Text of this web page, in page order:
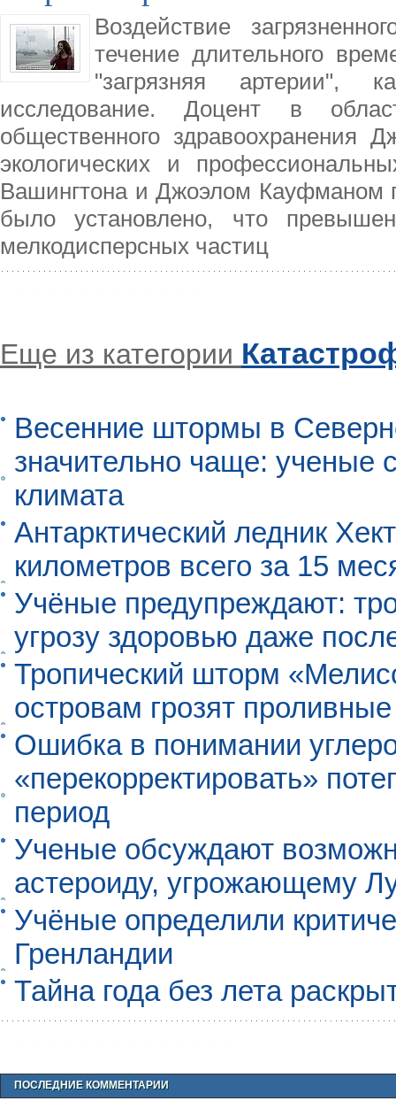
Воздействие
течение длительного
"загрязняя артерии",
исследование. Доцент в
общественного здравоохранения
экологических и
Вашингтона и Джоэлом Кауфманом
было установлено, что
мелкодисперсных частиц
Еще из категории
Весенние штормы в
значительно чаще: ученые
климата
Антарктический ледник
километров всего за 15
Учёные предупреждают:
угрозу здоровью даже
Тропический шторм
островам грозят
Ошибка в понимании
«перекорректировать»
период
Ученые обсуждают
астероиду, угрожающему
Учёные определили
Гренландии
Тайна года без лета
ПОСЛЕДНИЕ КОММЕНТАРИИ